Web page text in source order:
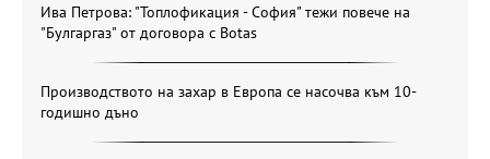
Ива Петрова: "Топлофикация - София" тежи повече на
"Булгаргаз" от договора с Botas
Производството на захар в Европа се насочва към 10-
годишно дъно